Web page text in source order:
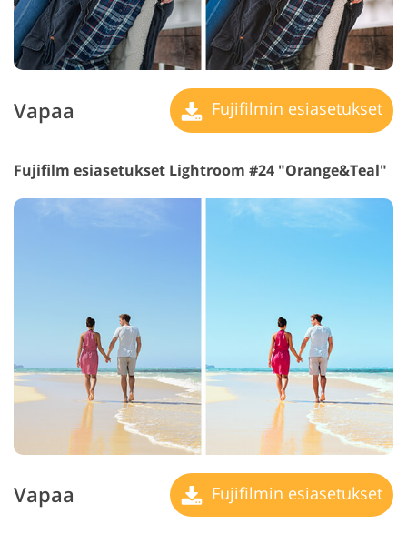
Vapaa Fujifilmin esiasetukset
Fujifilm esiasetukset Lightroom #24 "Orange&Teal"
Vapaa Fujifilmin esiasetukset